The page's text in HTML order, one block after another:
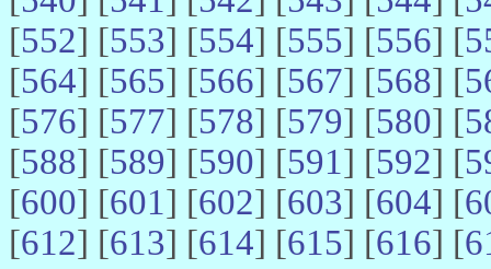
[552] [553] [554] [555] [556] [
[564] [565] [566] [567] [568] [
[576] [577] [578] [579] [580] [
[588] [589] [590] [591] [592] [
[600] [601] [602] [603] [604] [
[612] [613] [614] [615] [616] [